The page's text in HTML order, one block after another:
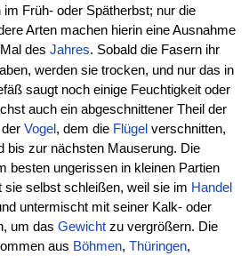
Früh- oder Spätherbst; nur die
Arten machen hierin eine Ausnahme
des Jahres. Sobald die Fasern ihr
werden sie trocken, und nur das in
saugt noch einige Feuchtigkeit oder
auch ein abgeschnittener Theil der
Vogel , dem die Flügel verschnitten,
bis zur nächsten Mauserung. Die
besten ungerissen in kleinen Partien
sie selbst schleißen, weil sie im Handel
untermischt mit seiner Kalk- oder
um das Gewichtzu vergrößern. Die
aus Böhmen, Thüringen,